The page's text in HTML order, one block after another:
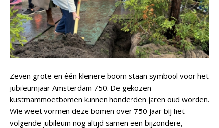
Zeven grote en één kleinere boom staan symbool voor het
jubileumjaar Amsterdam 750. De gekozen
kustmammoetbomen kunnen honderden jaren oud worden.
Wie weet vormen deze bomen over 750 jaar bij het
volgende jubileum nog altijd samen een bijzondere,